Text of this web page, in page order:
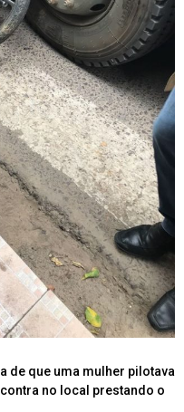
de que uma mulher pilotava
no local prestando o